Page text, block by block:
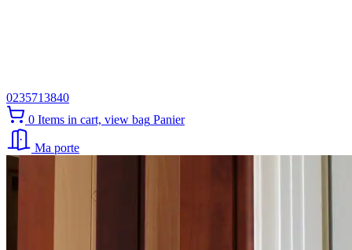
0235713840
0 Items in cart, view bag Panier
Ma porte